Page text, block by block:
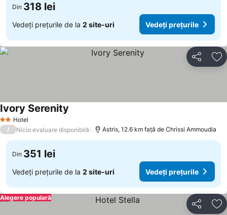
Din 318 lei
Vedeți prețurile de la 2 site-uri Vedeți prețurile
Distribuiți
2 SteleHotel
Ivory Serenity
/ Nicio evaluare disponibilă Astris, 12.6 km faţă de Chrissi Ammoudia
Din 351 lei
Vedeți prețurile de la 2 site-uri Vedeți prețurile
Distribuiți
Alegere populară